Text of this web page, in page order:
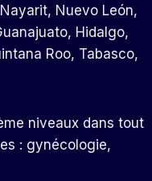
Nuevo León,
Hidalgo,
Roo, Tabasco,
niveaux dans tout
: gynécologie,